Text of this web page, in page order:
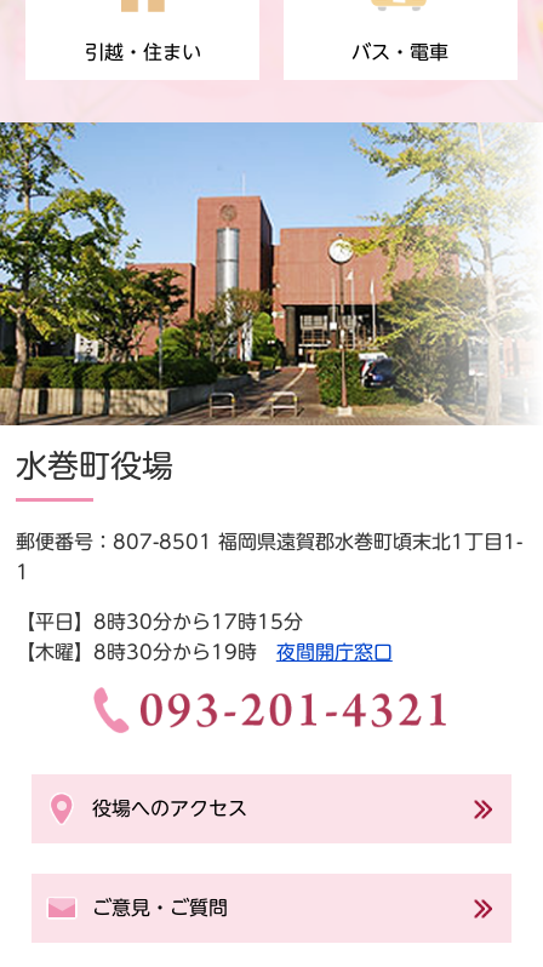
引越・住まい バス・電車
水巻町役場
郵便番号：807-8501 福岡県遠賀郡水巻町頃末北1丁目1-
1
【平日】8時30分から17時15分
【木曜】8時30分から19時 夜間開庁窓口
役場へのアクセス
ご意見・ご質問